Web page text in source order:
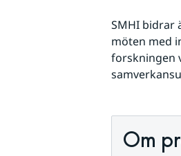
SMHI bidrar
möten med
forskningen
Om